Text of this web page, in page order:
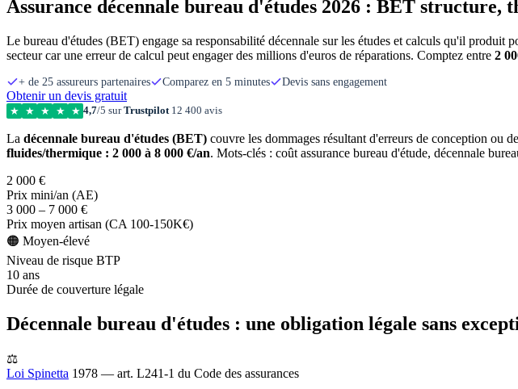
Assurance décennale bureau d'études 2026 : BET structure,
Le bureau d'études (BET) engage sa responsabilité décennale sur les études et calculs qu'il
secteur car une erreur de calcul peut engager des millions d'euros de réparations. Comptez entre 2
+ de 25 assureurs partenaires Comparez en 5 minutes Devis sans engagement
Obtenir un devis gratuit
★ ★ ★ ★ ★ 4,7/5 surTrustpilot12 400 avis
La décennale bureau d'études (BET) couvre les dommages résultant d'erreurs de conception ou
fluides/thermique : 2 000 à 8 000 €/an. Mots-clés : coût assurance bureau d'étude, décennale
2 000 €
Prix mini/an (AE)
3 000 – 7 000 €
Prix moyen artisan (CA 100-150K€)
🟠 Moyen-élevé
Niveau de risque BTP
10 ans
Durée de couverture légale
Décennale bureau d'études : une obligation légale sans
⚖️
Loi Spinetta 1978 — art. L241-1 du Code des assurances